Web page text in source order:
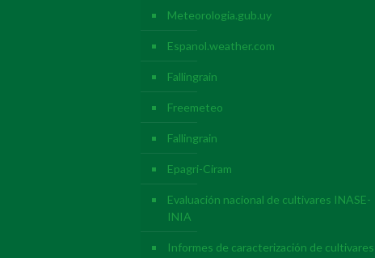
Meteorologia.gub.uy
Espanol.weather.com
Fallingrain
Freemeteo
Fallingrain
Epagri-Ciram
Evaluación nacional de cultivares INASE-
INIA
Informes de caracterización de cultivares